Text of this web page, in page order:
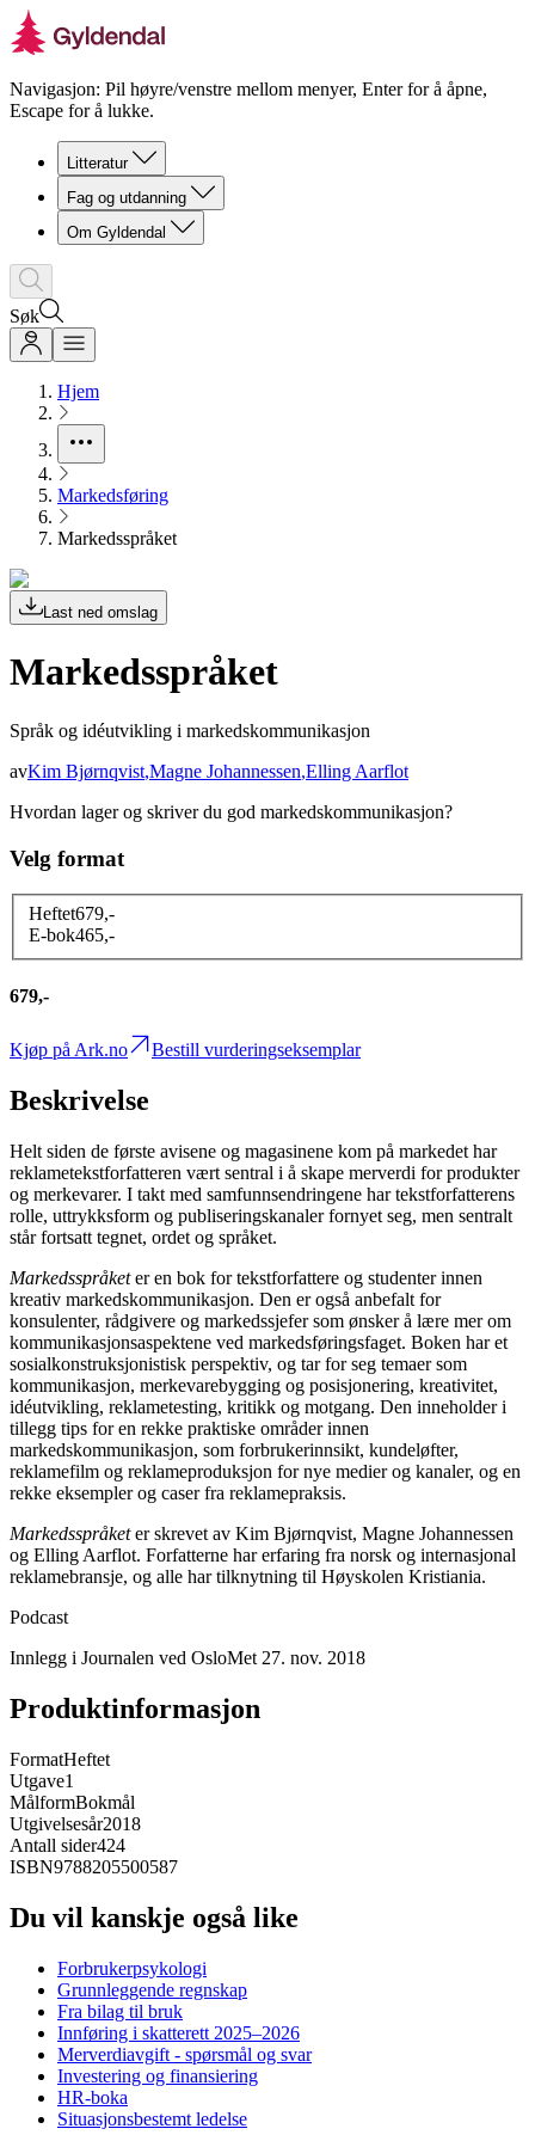
Navigasjon: Pil høyre/venstre mellom menyer, Enter for å åpne,
Escape for å lukke.
Litteratur
Fag og utdanning
Om Gyldendal
Søk
Hjem
Markedsføring
Markedsspråket
Last ned omslag
Markedsspråket
Språk og idéutvikling i markedskommunikasjon
avKim Bjørnqvist,Magne Johannessen,Elling Aarflot
Hvordan lager og skriver du god markedskommunikasjon?
Velg format
Heftet679,-
E-bok465,-
679,-
Kjøp på Ark.no Bestill vurderingseksemplar
Beskrivelse
Helt siden de første avisene og magasinene kom på markedet har
reklametekstforfatteren vært sentral i å skape merverdi for produkter
og merkevarer. I takt med samfunnsendringene har tekstforfatterens
rolle, uttrykksform og publiseringskanaler fornyet seg, men sentralt
står fortsatt tegnet, ordet og språket.
Markedsspråketer en bok for tekstforfattere og studenter innen
kreativ markedskommunikasjon. Den er også anbefalt for
konsulenter, rådgivere og markedssjefer som ønsker å lære mer om
kommunikasjonsaspektene ved markedsføringsfaget. Boken har et
sosialkonstruksjonistisk perspektiv, og tar for seg temaer som
kommunikasjon, merkevarebygging og posisjonering, kreativitet,
idéutvikling, reklametesting, kritikk og motgang. Den inneholder i
tillegg tips for en rekke praktiske områder innen
markedskommunikasjon, som forbrukerinnsikt, kundeløfter,
reklamefilm og reklameproduksjon for nye medier og kanaler, og en
rekke eksempler og caser fra reklamepraksis.
Markedsspråketer skrevet av Kim Bjørnqvist, Magne Johannessen
og Elling Aarflot. Forfatterne har erfaring fra norsk og internasjonal
reklamebransje, og alle har tilknytning til Høyskolen Kristiania.
Podcast
Innlegg i Journalen ved OsloMet 27. nov. 2018
Produktinformasjon
FormatHeftet
Utgave1
MålformBokmål
Utgivelsesår2018
Antall sider424
ISBN9788205500587
Du vil kanskje også like
Forbrukerpsykologi
Grunnleggende regnskap
Fra bilag til bruk
Innføring i skatterett 2025–2026
Merverdiavgift - spørsmål og svar
Investering og finansiering
HR-boka
Situasjonsbestemt ledelse